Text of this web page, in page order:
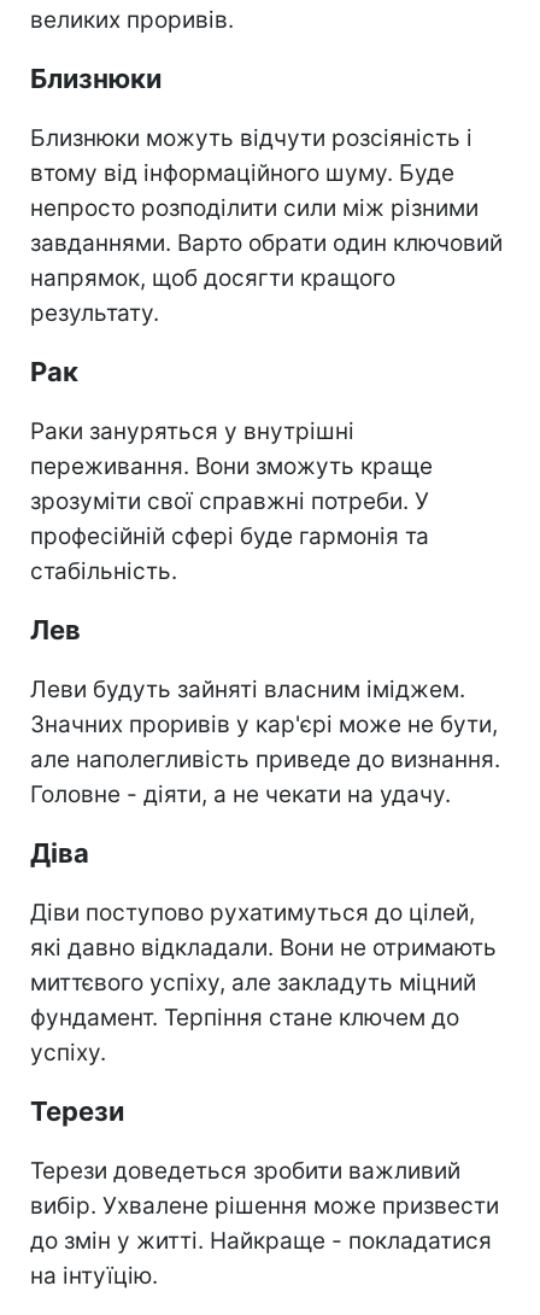
великих проривів.
Близнюки
Близнюки можуть відчути розсіяність і
втому від інформаційного шуму. Буде
непросто розподілити сили між різними
завданнями. Варто обрати один ключовий
напрямок, щоб досягти кращого
результату.
Рак
Раки зануряться у внутрішні
переживання. Вони зможуть краще
зрозуміти свої справжні потреби. У
професійній сфері буде гармонія та
стабільність.
Лев
Леви будуть зайняті власним іміджем.
Значних проривів у кар'єрі може не бути,
але наполегливість приведе до визнання.
Головне - діяти, а не чекати на удачу.
Діва
Діви поступово рухатимуться до цілей,
які давно відкладали. Вони не отримають
миттєвого успіху, але закладуть міцний
фундамент. Терпіння стане ключем до
успіху.
Терези
Терези доведеться зробити важливий
вибір. Ухвалене рішення може призвести
до змін у житті. Найкраще - покладатися
на інтуїцію.